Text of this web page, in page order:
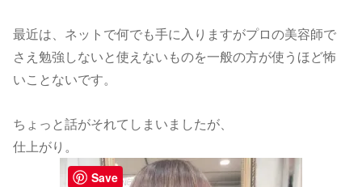
最近は、ネットで何でも手に入りますがプロの美容師で
さえ勉強しないと使えないものを一般の方が使うほど怖
いことないです。
ちょっと話がそれてしまいましたが、
仕上がり。
Save